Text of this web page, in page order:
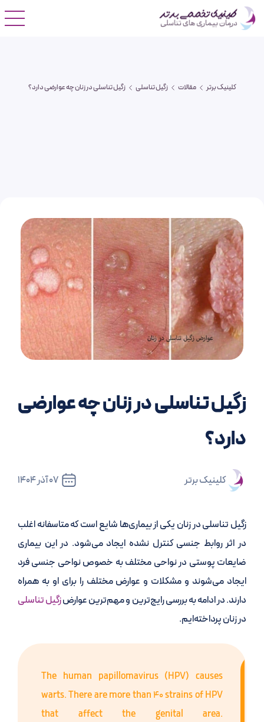
کلینیک برتر مقالات زگیل تناسلی زگیل تناسلی در زنان چه عوارضی دارد؟
زگیل تناسلی در زنان چه عوارضی
دارد؟
کلینیک برتر 07 آذر 1404
زگیل تناسلی در زنان یکی از بیماری‌ها شایع است که متاسفانه اغلب
در اثر روابط جنسی کنترل نشده ایجاد می‌شود. در این بیماری
ضایعات پوستی در نواحی مختلف به خصوص نواحی جنسی فرد
ایجاد می‌شوند و مشکلات و عوارض مختلف را برای او به همراه
دارند. در ادامه به بررسی رایج‌ترین و مهم‌ترین عوارضزگیل تناسلی
در زنان پرداخته‌ایم.
The human papillomavirus (HPV) causes
warts. There are more than 40 strains of HPV
that affect the genital area.